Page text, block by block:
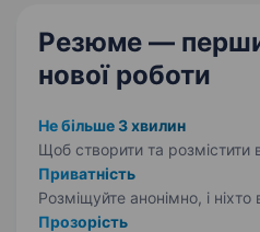
Резюме —
нової роботи
Не більше 3 хвилин
Щоб створити та розмістити
Приватність
Розміщуйте анонімно, і ніхто
Прозорість